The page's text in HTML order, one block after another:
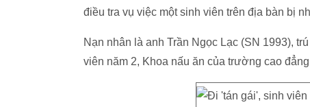
điều tra vụ việc một sinh viên trên địa bàn bị
Nạn nhân là anh Trần Ngọc Lạc (SN 1993),
viên năm 2, Khoa nấu ăn của trường cao